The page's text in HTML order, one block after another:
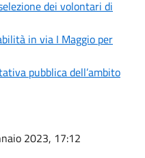
dei volontari di
in via I Maggio per
pubblica dell’ambito
2023, 17:12